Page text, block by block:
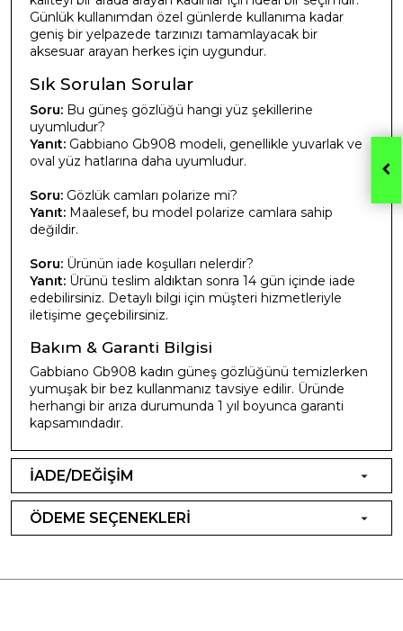
Günlük kullanımdan özel günlerde kullanıma kadar
geniş bir yelpazede tarzınızı tamamlayacak bir
aksesuar arayan herkes için uygundur.
Sık Sorulan Sorular
Soru: Bu güneş gözlüğü hangi yüz şekillerine
uyumludur?
Yanıt: Gabbiano Gb908 modeli, genellikle yuvarlak ve
oval yüz hatlarına daha uyumludur.
Soru: Gözlük camları polarize mi?
Yanıt: Maalesef, bu model polarize camlara sahip
değildir.
Soru: Ürünün iade koşulları nelerdir?
Yanıt: Ürünü teslim aldıktan sonra 14 gün içinde iade
edebilirsiniz. Detaylı bilgi için müşteri hizmetleriyle
iletişime geçebilirsiniz.
Bakım & Garanti Bilgisi
Gabbiano Gb908 kadın güneş gözlüğünü temizlerken
yumuşak bir bez kullanmanız tavsiye edilir. Üründe
herhangi bir arıza durumunda 1 yıl boyunca garanti
kapsamındadır.
İADE/DEĞİŞİM
ÖDEME SEÇENEKLERİ